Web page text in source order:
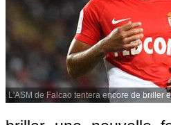
L'ASM de Falcao tentera encore de briller